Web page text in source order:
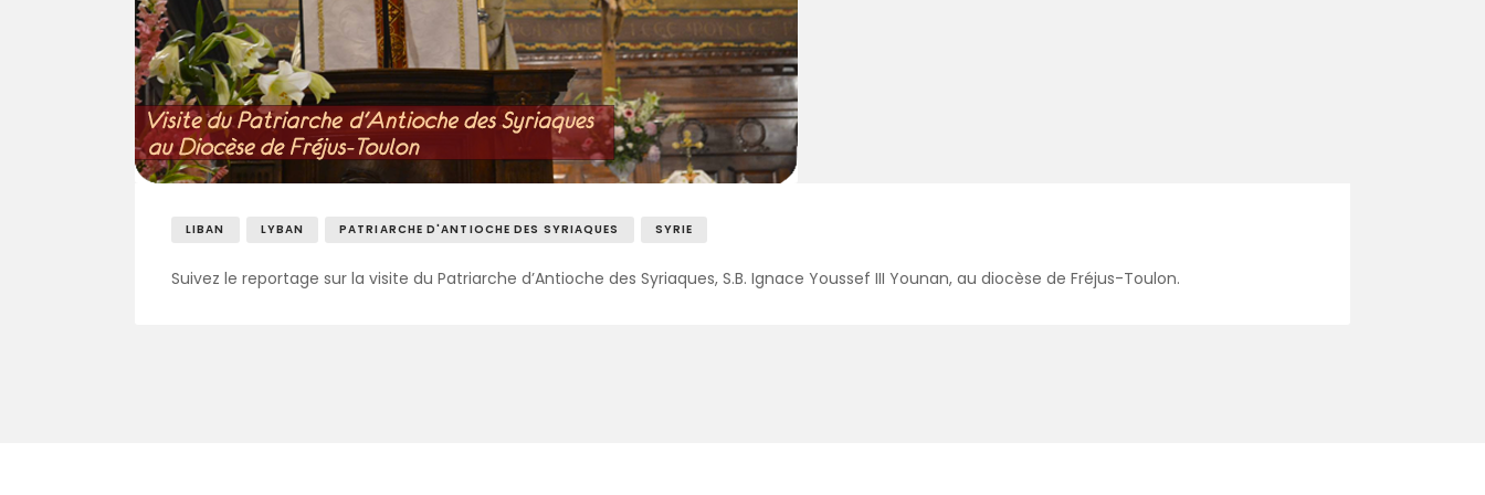
LIBAN LYBAN PATRIARCHE D'ANTIOCHE DES SYRIAQUES SYRIE
Suivez le reportage sur la visite du Patriarche d’Antioche des Syriaques, S.B. Ignace Youssef III Younan, au diocèse de Fréjus-Toulon.